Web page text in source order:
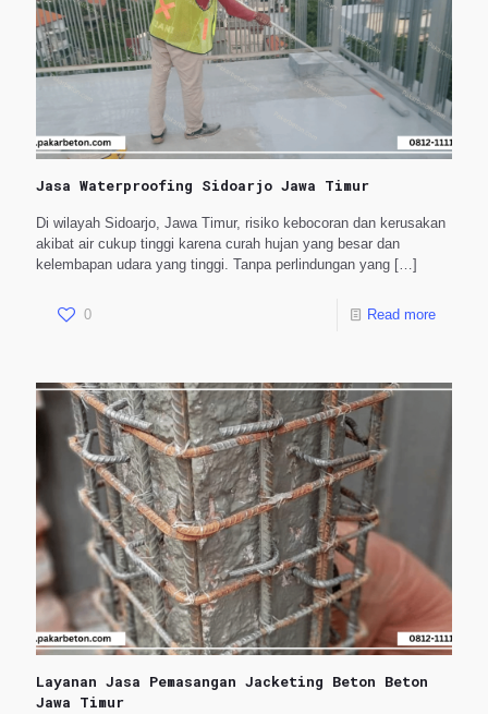
Jasa Waterproofing Sidoarjo Jawa Timur
Di wilayah Sidoarjo, Jawa Timur, risiko kebocoran dan kerusakan
akibat air cukup tinggi karena curah hujan yang besar dan
kelembapan udara yang tinggi. Tanpa perlindungan yang […]
0 Read more
Layanan Jasa Pemasangan Jacketing Beton Beton
Jawa Timur